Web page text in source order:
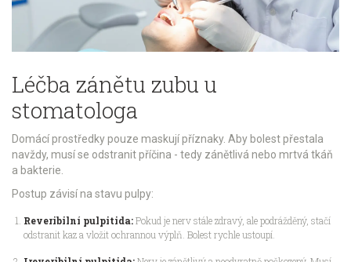
Léčba zánětu zubu u
stomatologa
Domácí prostředky pouze maskují příznaky. Aby bolest přestala
navždy, musí se odstranit příčina - tedy zánětlivá nebo mrtvá tkáň
a bakterie.
Postup závisí na stavu pulpy:
Reveribilní pulpitida:Pokud je nerv stále zdravý, ale podrážděný, stačí
odstranit kaz a vložit ochrannou výplň. Bolest rychle ustoupí.